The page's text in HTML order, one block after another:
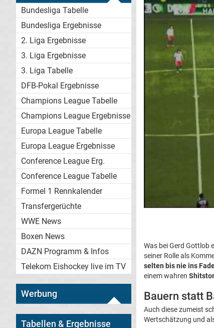
Bundesliga Tabelle
Bundesliga Ergebnisse
2. Liga Ergebnisse
3. Liga Ergebnisse
3. Liga Tabelle
DFB-Pokal Ergebnisse
Champions League Tabelle
Champions League Ergebnisse
Europa League Tabelle
Europa League Ergebnisse
Conference League Erg.
Conference League Tabelle
Formel 1 Rennkalender
Transfergerüchte
WWE News
Boxen News
DAZN Programm & Infos
Telekom Eishockey live im TV
Werbung
Tabellen & Ergebnisse
Was bei Gerd Gottlob
seiner Rolle als
selten bis nie ins
einem wahren
Bauern statt
Auch diese zumeist
Wertschätzung und